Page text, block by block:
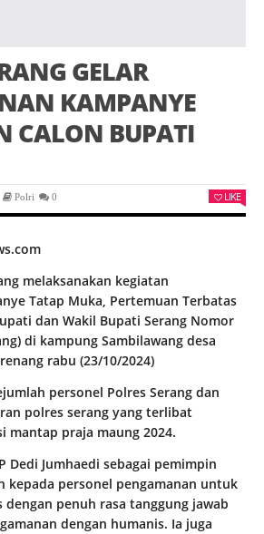
GELAR
KAMPANYE
CALON BUPATI
Polri 0 LIKE
melaksanakan kegiatan
Tatap Muka, Pertemuan Terbatas
dan Wakil Bupati Serang Nomor
di kampung Sambilawang desa
rabu (23/10/2024)
personel Polres Serang dan
polres serang yang terlibat
mantap praja maung 2024.
Dedi Jumhaedi sebagai pemimpin
kepada personel pengamanan untuk
dengan penuh rasa tanggung jawab
dengan humanis. Ia juga